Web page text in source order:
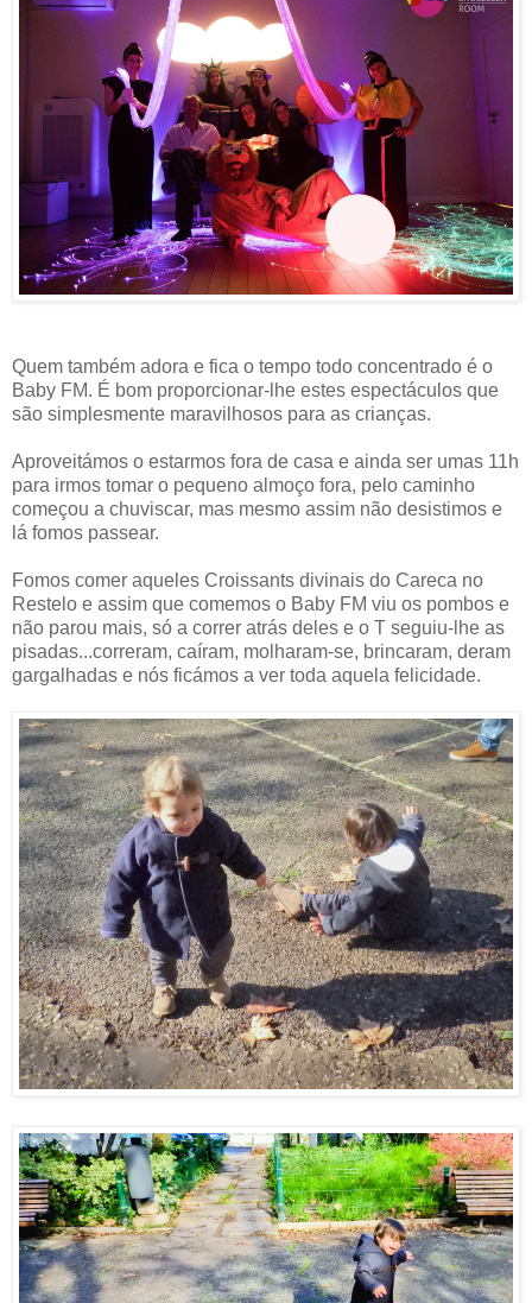
Quem também adora e fica o tempo todo concentrado é o
Baby FM. É bom proporcionar-lhe estes espectáculos que
são simplesmente maravilhosos para as crianças.
Aproveitámos o estarmos fora de casa e ainda ser umas 11h
para irmos tomar o pequeno almoço fora, pelo caminho
começou a chuviscar, mas mesmo assim não desistimos e
lá fomos passear.
Fomos comer aqueles Croissants divinais do Careca no
Restelo e assim que comemos o Baby FM viu os pombos e
não parou mais, só a correr atrás deles e o T seguiu-lhe as
pisadas...correram, caíram, molharam-se, brincaram, deram
gargalhadas e nós ficámos a ver toda aquela felicidade.